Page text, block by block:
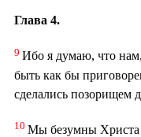
Глава 4.
9 Ибо я думаю, что
быть как бы
сделались позорищем
10 Мы безумны